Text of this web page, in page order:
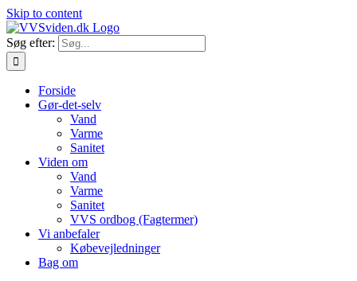
Skip to content
Søg efter:
Forside
Gør-det-selv
Vand
Varme
Sanitet
Viden om
Vand
Varme
Sanitet
VVS ordbog (Fagtermer)
Vi anbefaler
Købevejledninger
Bag om